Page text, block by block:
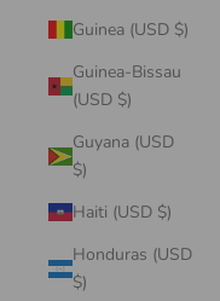
Guinea (USD $)
Guinea-Bissau
(USD $)
Guyana (USD
$)
Haiti (USD $)
Honduras (USD
$)